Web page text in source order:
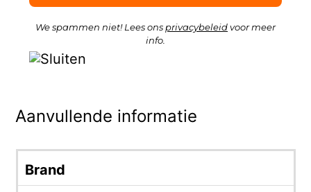
We spammen niet! Lees ons privacybeleidvoor meer
info.
Aanvullende informatie
Brand